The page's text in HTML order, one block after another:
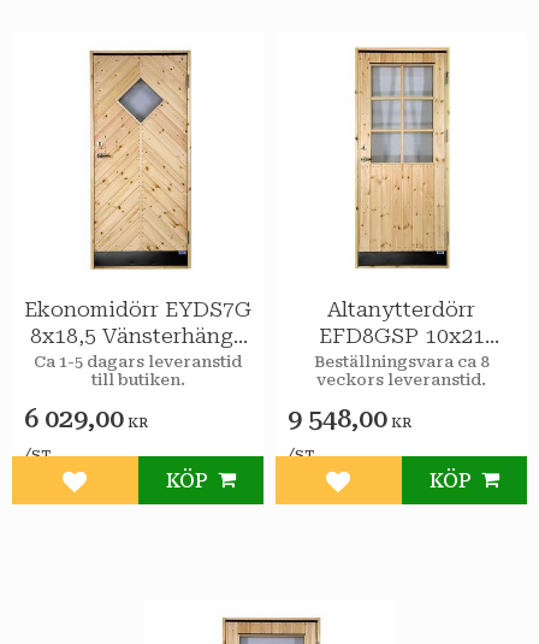
Ekonomidörr EYDS7G
8x18,5 Vänsterhängd
STAR Varmförråd
Sport 2-glas
Ca 1-5 dagars leveranstid
till butiken.
6 029,00 KR
/ST
Lägg till i favoriter
KÖP
Altanytterdörr
EFD8GSP 10x21
Vänsterhängd STAR
Varmförråd Klarglas
spröjs
Beställningsvara ca 8
veckors leveranstid.
9 548,00 KR
/ST
Lägg till i favoriter
KÖP